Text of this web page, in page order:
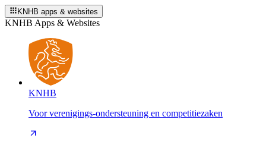
KNHB apps & websites
KNHB Apps & Websites
KNHB
Voor verenigings-ondersteuning en competitiezaken